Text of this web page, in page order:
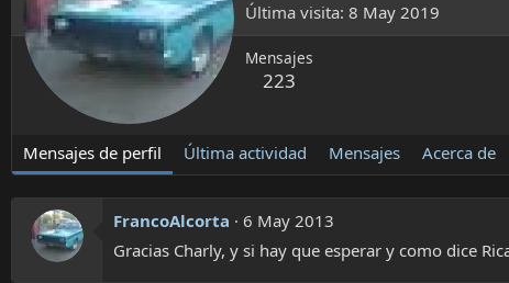
Última visita 8 May 2019
Mensajes
223
Mensajes de perfil Última actividad Mensajes Acerca de
FrancoAlcorta
6 May 2013
Gracias Charly, y si hay que esperar y como dice